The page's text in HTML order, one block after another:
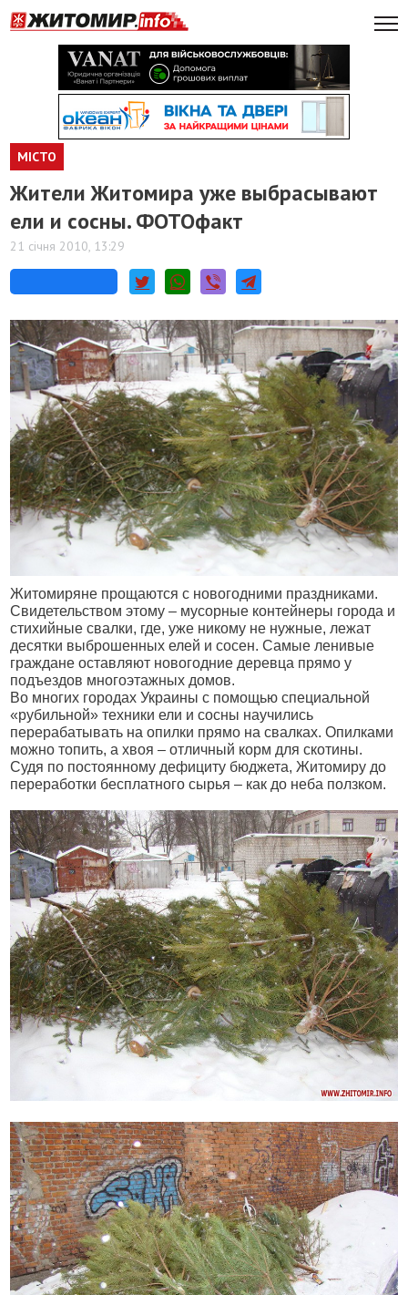
МІСТО
Жители Житомира уже выбрасывают
ели и сосны. ФОТОфакт
21 січня 2010, 13:29
Житомиряне прощаются с новогодними праздниками.
Свидетельством этому – мусорные контейнеры города и
стихийные свалки, где, уже никому не нужные, лежат
десятки выброшенных елей и сосен. Самые ленивые
граждане оставляют новогодние деревца прямо у
подъездов многоэтажных домов.
Во многих городах Украины с помощью специальной
«рубильной» техники ели и сосны научились
перерабатывать на опилки прямо на свалках. Опилками
можно топить, а хвоя – отличный корм для скотины.
Судя по постоянному дефициту бюджета, Житомиру до
переработки бесплатного сырья – как до неба ползком.